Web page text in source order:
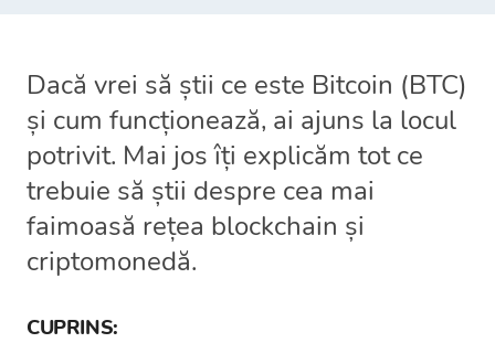
Dacă vrei să știi ce este Bitcoin (BTC)
și cum funcționează, ai ajuns la locul
potrivit. Mai jos îți explicăm tot ce
trebuie să știi despre cea mai
faimoasă rețea blockchain și
criptomonedă.
CUPRINS: